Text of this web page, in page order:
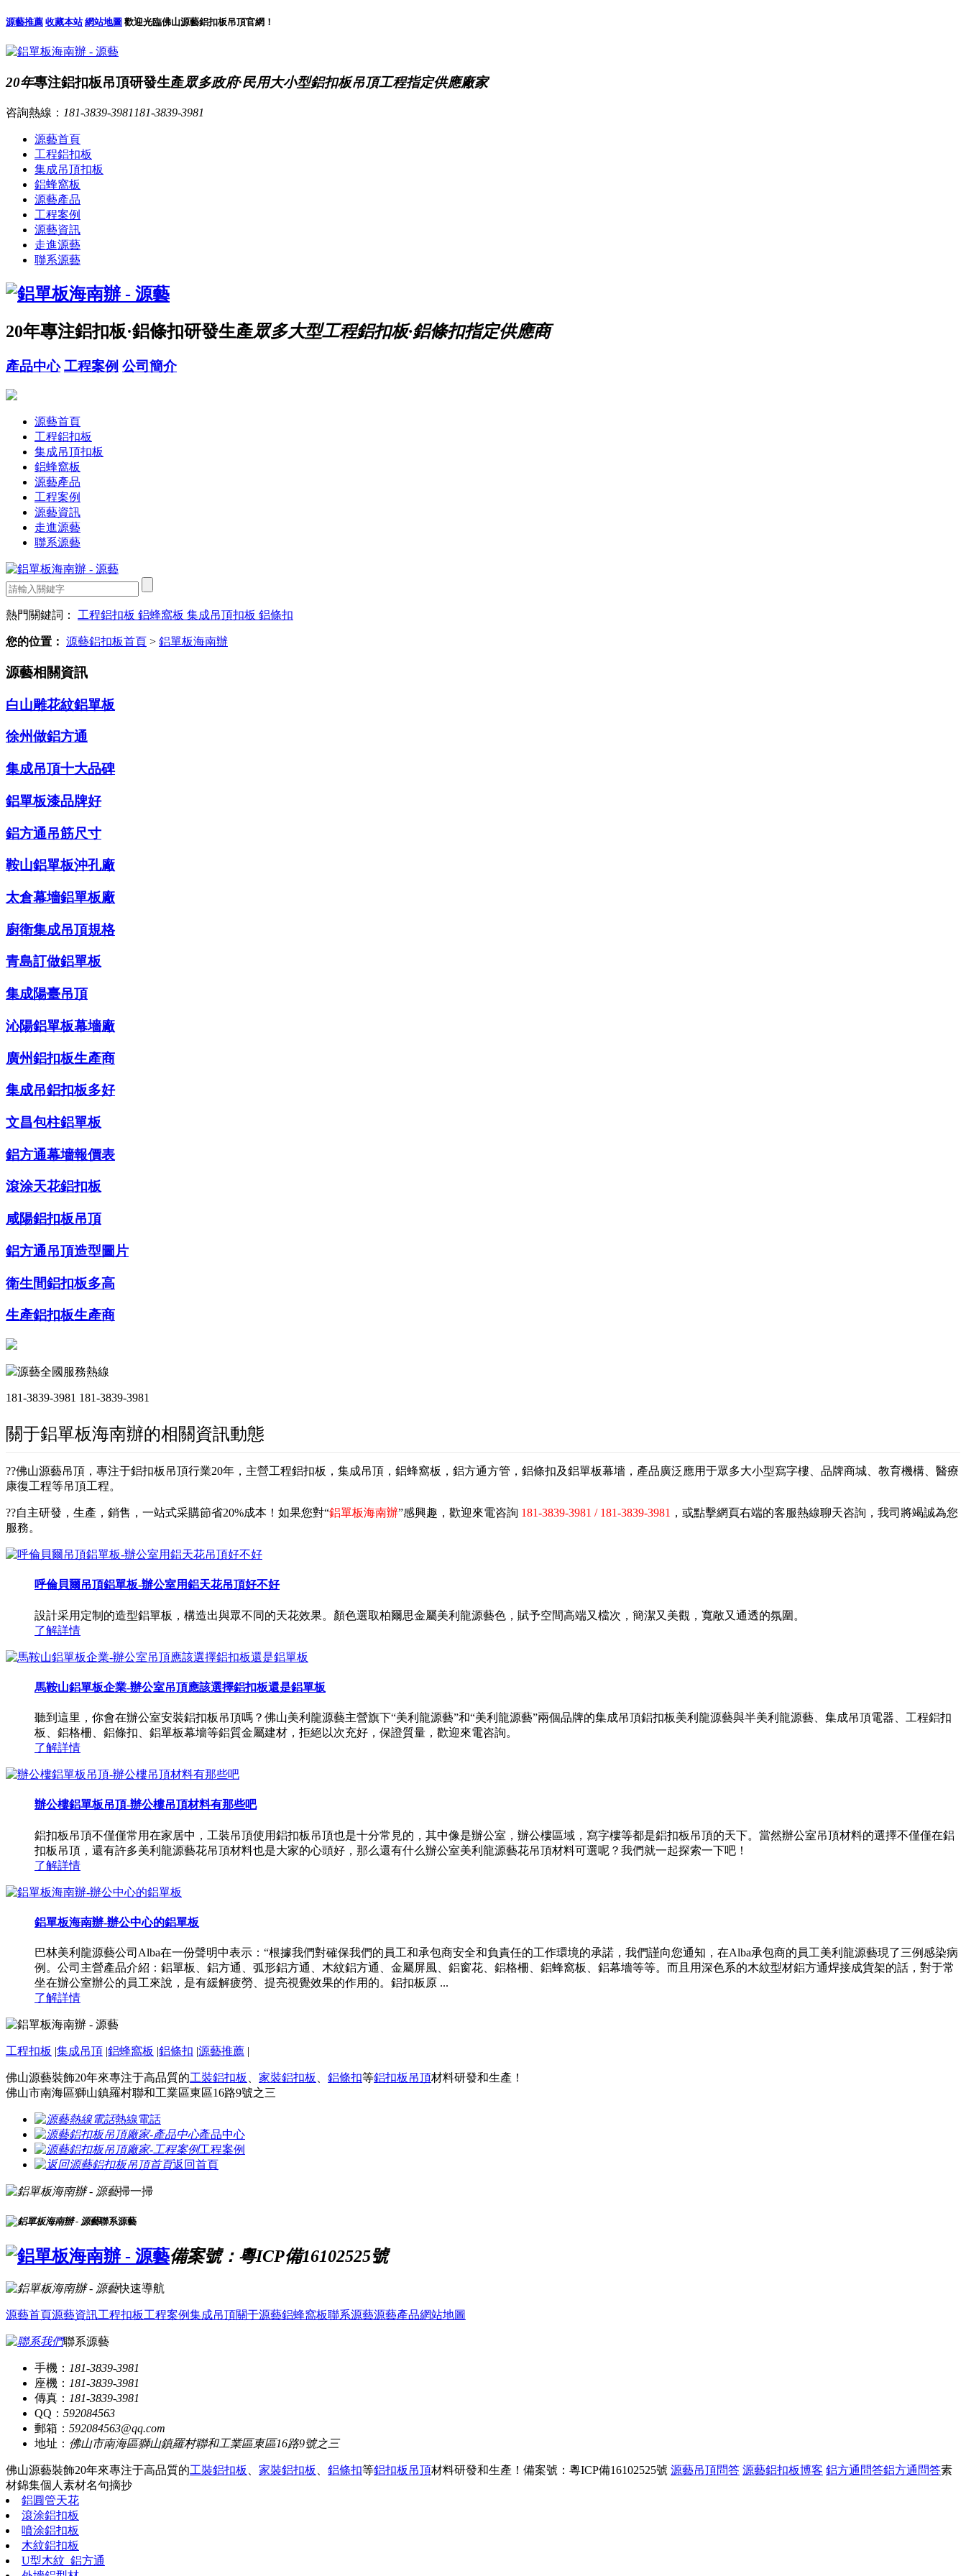
源藝推薦 收藏本站 網站地圖 歡迎光臨佛山源藝鋁扣板吊頂官網！
20年專注鋁扣板吊頂研發生產眾多政府·民用大小型鋁扣板吊頂工程指定供應廠家
咨詢熱線： 181-3839-3981 181-3839-3981
源藝首頁
工程鋁扣板
集成吊頂扣板
鋁蜂窩板
源藝產品
工程案例
源藝資訊
走進源藝
聯系源藝
20年專注鋁扣板·鋁條扣研發生產眾多大型工程鋁扣板·鋁條扣指定供應商
產品中心 工程案例 公司簡介
源藝首頁
工程鋁扣板
集成吊頂扣板
鋁蜂窩板
源藝產品
工程案例
源藝資訊
走進源藝
聯系源藝
熱門關鍵詞： 工程鋁扣板 鋁蜂窩板 集成吊頂扣板 鋁條扣
您的位置： 源藝鋁扣板首頁 > 鋁單板海南辦
源藝相關資訊
白山雕花紋鋁單板
徐州做鋁方通
集成吊頂十大品碑
鋁單板漆品牌好
鋁方通吊筋尺寸
鞍山鋁單板沖孔廠
太倉幕墻鋁單板廠
廚衛集成吊頂規格
青島訂做鋁單板
集成陽臺吊頂
沁陽鋁單板幕墻廠
廣州鋁扣板生產商
集成吊鋁扣板多好
文昌包柱鋁單板
鋁方通幕墻報價表
滾涂天花鋁扣板
咸陽鋁扣板吊頂
鋁方通吊頂造型圖片
衛生間鋁扣板多高
生產鋁扣板生產商
源藝全國服務熱線
181-3839-3981 181-3839-3981
關于鋁單板海南辦的相關資訊動態
??佛山源藝吊頂，專注于鋁扣板吊頂行業20年，主營工程鋁扣板，集成吊頂，鋁蜂窩板，鋁方通方管，鋁條扣及鋁單板幕墻，產品廣泛應用于眾多大小型寫字樓、品牌商城、教育機構、醫療
康復工程等吊頂工程。
??自主研發，生產，銷售，一站式采購節省20%成本！如果您對“鋁單板海南辦”感興趣，歡迎來電咨詢 181-3839-3981 / 181-3839-3981 ，或點擊網頁右端的客服熱線聊天咨詢，我司將竭誠為您
服務。
呼倫貝爾吊頂鋁單板-辦公室用鋁天花吊頂好不好
設計采用定制的造型鋁單板，構造出與眾不同的天花效果。顏色選取柏爾思金屬美利龍源藝色，賦予空間高端又檔次，簡潔又美觀，寬敞又通透的氛圍。
了解詳情
馬鞍山鋁單板企業-辦公室吊頂應該選擇鋁扣板還是鋁單板
聽到這里，你會在辦公室安裝鋁扣板吊頂嗎？佛山美利龍源藝主營旗下“美利龍源藝”和“美利龍源藝”兩個品牌的集成吊頂鋁扣板美利龍源藝與半美利龍源藝、集成吊頂電器、工程鋁扣
板、鋁格柵、鋁條扣、鋁單板幕墻等鋁質金屬建材，拒絕以次充好，保證質量，歡迎來電咨詢。
了解詳情
辦公樓鋁單板吊頂-辦公樓吊頂材料有那些吧
鋁扣板吊頂不僅僅常用在家居中，工裝吊頂使用鋁扣板吊頂也是十分常見的，其中像是辦公室，辦公樓區域，寫字樓等都是鋁扣板吊頂的天下。當然辦公室吊頂材料的選擇不僅僅在鋁
扣板吊頂，還有許多美利龍源藝花吊頂材料也是大家的心頭好，那么還有什么辦公室美利龍源藝花吊頂材料可選呢？我們就一起探索一下吧！
了解詳情
鋁單板海南辦-辦公中心的鋁單板
巴林美利龍源藝公司Alba在一份聲明中表示：“根據我們對確保我們的員工和承包商安全和負責任的工作環境的承諾，我們謹向您通知，在Alba承包商的員工美利龍源藝現了三例感染病
例。公司主營產品介紹：鋁單板、鋁方通、弧形鋁方通、木紋鋁方通、金屬屏風、鋁窗花、鋁格柵、鋁蜂窩板、鋁幕墻等等。而且用深色系的木紋型材鋁方通焊接成貨架的話，對于常
坐在辦公室辦公的員工來說，是有緩解疲勞、提亮視覺效果的作用的。鋁扣板原 ...
了解詳情
工程扣板 |集成吊頂 |鋁蜂窩板 |鋁條扣 |源藝推薦 |
佛山源藝裝飾20年來專注于高品質的工裝鋁扣板 家裝鋁扣板 鋁條扣等鋁扣板吊頂材料研發和生產！
佛山市南海區獅山鎮羅村聯和工業區東區16路9號之三
熱線電話
產品中心
工程案例
返回首頁
掃一掃
聯系源藝
備案號：粵ICP備16102525號
快速導航
源藝首頁源藝資訊工程扣板工程案例集成吊頂關于源藝鋁蜂窩板聯系源藝源藝產品網站地圖
聯系源藝
手機： 181-3839-3981
座機： 181-3839-3981
傳真： 181-3839-3981
QQ： 592084563
郵箱： 592084563@qq.com
地址： 佛山市南海區獅山鎮羅村聯和工業區東區16路9號之三
佛山源藝裝飾20年來專注于高品質的工裝鋁扣板 、 家裝鋁扣板 、 鋁條扣等鋁扣板吊頂材料研發和生產！ 備案號：粵ICP備16102525號 源藝吊頂問答 源藝鋁扣板博客 鋁方通問答鋁方通問答素
材錦集個人素材名句摘抄
鋁圓管天花
滾涂鋁扣板
噴涂鋁扣板
木紋鋁扣板
U型木紋_鋁方通